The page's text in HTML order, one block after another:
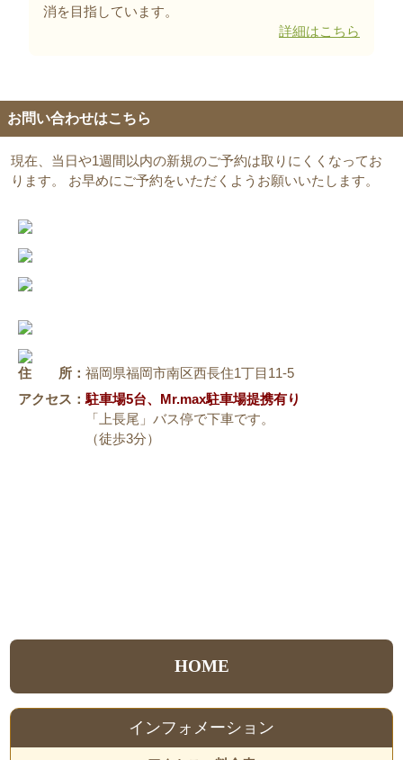
消を目指しています。
詳細はこちら
お問い合わせはこちら
現在、当日や1週間以内の新規のご予約は取りにくくなってお
ります。 お早めにご予約をいただくようお願いいたします。
住 所： 福岡県福岡市南区西長住1丁目11-5
アクセス：駐車場5台、Mr.max駐車場提携有り
「上長尾」バス停で下車です。
（徒歩3分）
HOME
インフォメーション